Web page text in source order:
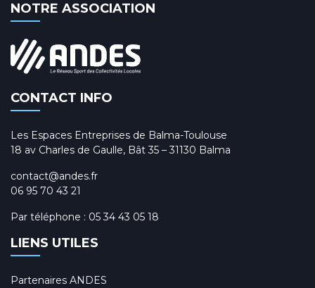
NOTRE ASSOCIATION
CONTACT INFO
Les Espaces Entreprises de Balma-Toulouse
18 av Charles de Gaulle, Bât 35 – 31130 Balma
contact@andes.fr
06 95 70 43 21
Par téléphone : 05 34 43 05 18
LIENS UTILES
Partenaires ANDES